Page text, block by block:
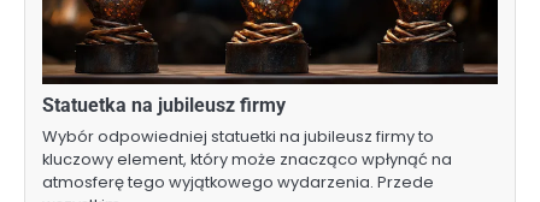
Statuetka na jubileusz firmy
Wybór odpowiedniej statuetki na jubileusz firmy to
kluczowy element, który może znacząco wpłynąć na
atmosferę tego wyjątkowego wydarzenia. Przede